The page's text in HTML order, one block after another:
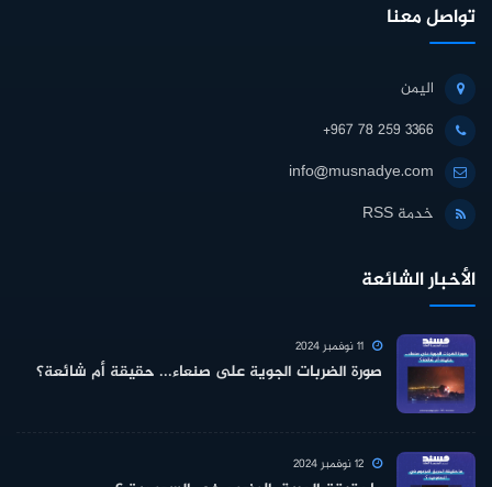
تواصل معنا
اليمن
+967 78 259 3366
info@musnadye.com
خدمة RSS
الأخبار الشائعة
صورة الضربات الجوية على صنعاء... حقيقة أم شائعة؟